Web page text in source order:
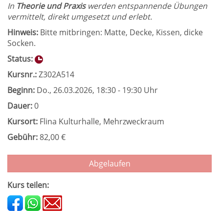
In Theorie und Praxiswerden entspannende Übungen
vermittelt, direkt umgesetzt und erlebt.
Hinweis: Bitte mitbringen: Matte, Decke, Kissen, dicke
Socken.
Status:
Kursnr.:Z302A514
Beginn: Do., 26.03.2026, 18:30 - 19:30 Uhr
Dauer:0
Kursort: Flina Kulturhalle, Mehrzweckraum
Gebühr:82,00 €
Abgelaufen
Kurs teilen: